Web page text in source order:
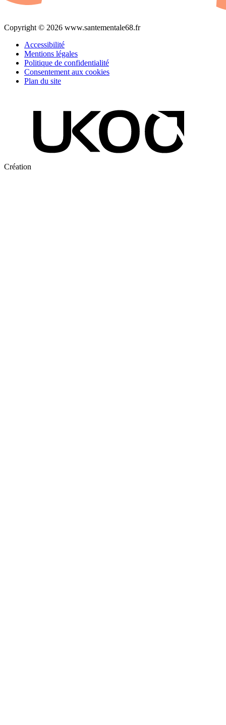
Copyright © 2026 www.santementale68.fr
Accessibilité
Mentions légales
Politique de confidentialité
Consentement aux cookies
Plan du site
Création